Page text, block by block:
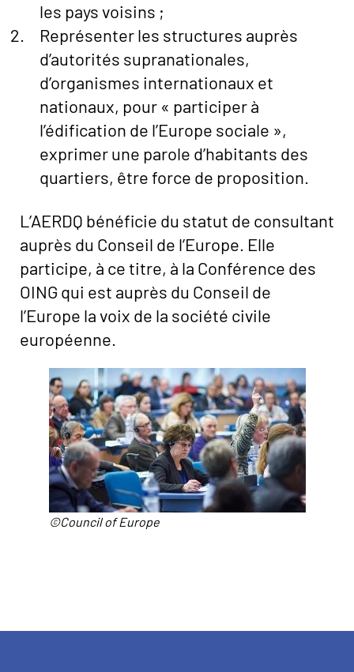
les pays voisins ;
Représenter les structures auprès
d’autorités supranationales,
d’organismes internationaux et
nationaux, pour « participer à
l’édification de l’Europe sociale »,
exprimer une parole d’habitants des
quartiers, être force de proposition.
L’AERDQ bénéficie du statut de consultant
auprès du Conseil de l’Europe. Elle
participe, à ce titre, à la Conférence des
OING qui est auprès du Conseil de
l’Europe la voix de la société civile
européenne.
©Council of Europe